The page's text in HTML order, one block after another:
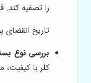
را تصفیه کند.
تاریخ انقضای
بررسی نوع
کلر با